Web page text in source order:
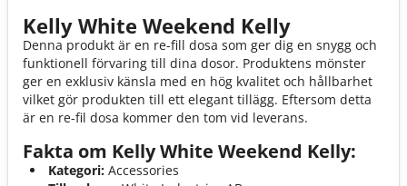
Kelly White Weekend Kelly
Denna produkt är en re-fill dosa som ger dig en snygg och
funktionell förvaring till dina dosor. Produktens mönster
ger en exklusiv känsla med en hög kvalitet och hållbarhet
vilket gör produkten till ett elegant tillägg. Eftersom detta
är en re-fil dosa kommer den tom vid leverans.
Fakta om Kelly White Weekend Kelly:
Kategori: Accessories